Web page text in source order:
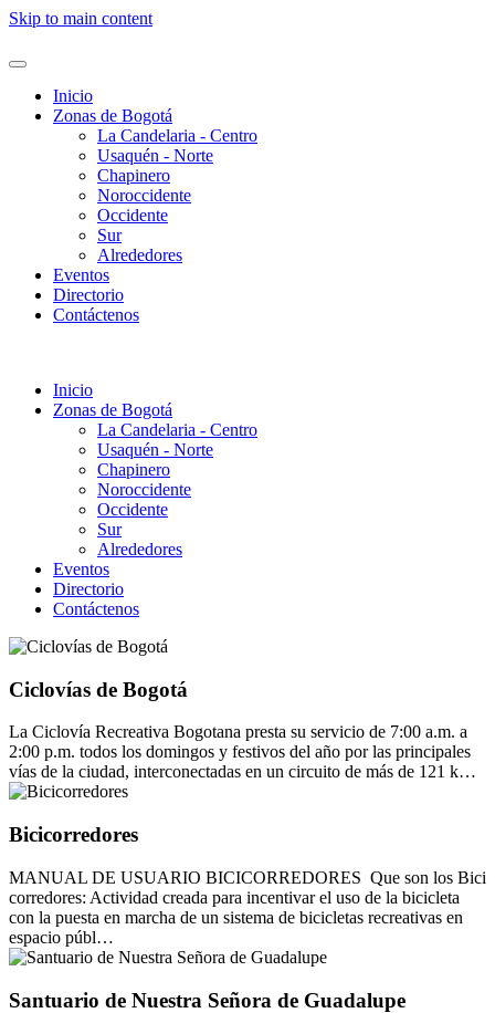
Skip to main content
Inicio
Zonas de Bogotá
La Candelaria - Centro
Usaquén - Norte
Chapinero
Noroccidente
Occidente
Sur
Alrededores
Eventos
Directorio
Contáctenos
Inicio
Zonas de Bogotá
La Candelaria - Centro
Usaquén - Norte
Chapinero
Noroccidente
Occidente
Sur
Alrededores
Eventos
Directorio
Contáctenos
Ciclovías de Bogotá
La Ciclovía Recreativa Bogotana presta su servicio de 7:00 a.m. a
2:00 p.m. todos los domingos y festivos del año por las principales
vías de la ciudad, interconectadas en un circuito de más de 121 k…
Bicicorredores
MANUAL DE USUARIO BICICORREDORES Que son los Bici
corredores: Actividad creada para incentivar el uso de la bicicleta
con la puesta en marcha de un sistema de bicicletas recreativas en
espacio públ…
Santuario de Nuestra Señora de Guadalupe